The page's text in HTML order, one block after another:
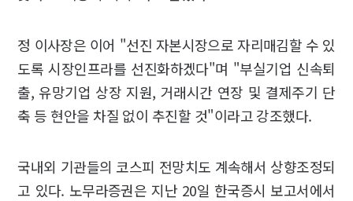
정 이사장은 이어 "선진 자본시장으로 자리매김할 수 있
도록 시장인프라를 선진화하겠다"며 "부실기업 신속퇴
출, 유망기업 상장 지원, 거래시간 연장 및 결제주기 단
축 등 현안을 차질 없이 추진할 것"이라고 강조했다.
국내외 기관들의 코스피 전망치도 계속해서 상향조정되
고 있다. 노무라증권은 지난 20일 한국증시 보고서에서